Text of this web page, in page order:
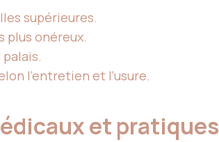
supérieures.
plus onéreux.
l’entretien et l’usure.
et pratiques